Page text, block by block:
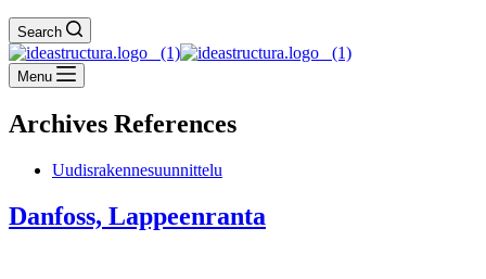
Search
Menu
Archives References
Uudisrakennesuunnittelu
Danfoss, Lappeenranta